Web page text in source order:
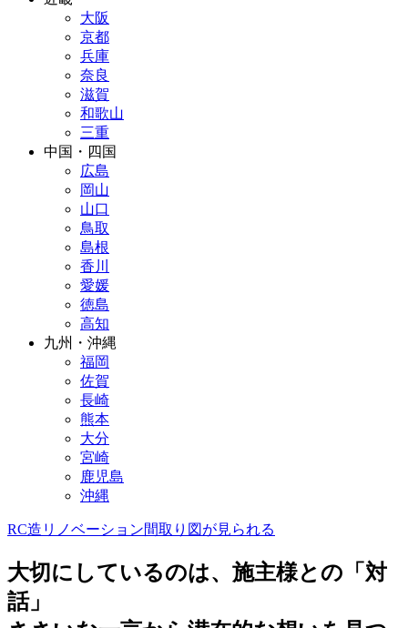
大阪
京都
兵庫
奈良
滋賀
和歌山
三重
中国・四国
広島
岡山
山口
鳥取
島根
香川
愛媛
徳島
高知
九州・沖縄
福岡
佐賀
長崎
熊本
大分
宮崎
鹿児島
沖縄
RC造 リノベーション間取り図が見られる
大切にしているのは、施主様との「対
話」